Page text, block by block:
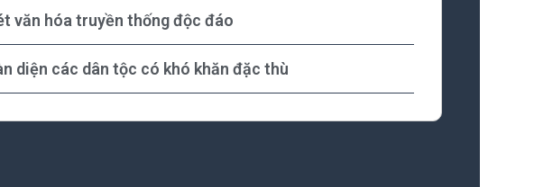
văn hóa truyền thống độc đáo
diện các dân tộc có khó khăn đặc thù